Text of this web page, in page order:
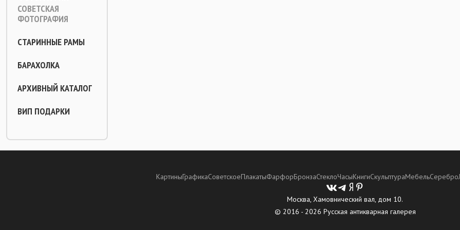
СОВЕТСКАЯ
ФОТОГРАФИЯ
СТАРИННЫЕ РАМЫ
БАРАХОЛКА
АРХИВНЫЙ КАТАЛОГ
ВИП ПОДАРКИ
КартиныГрафикаСоветскоеПлакатыФарфорБронзаСтеклоЧасыКнигиСкульптураМебельСеребро
Москва, Хамовнический вал, дом 10.
© 2016 - 2026 Русская антикварная галерея